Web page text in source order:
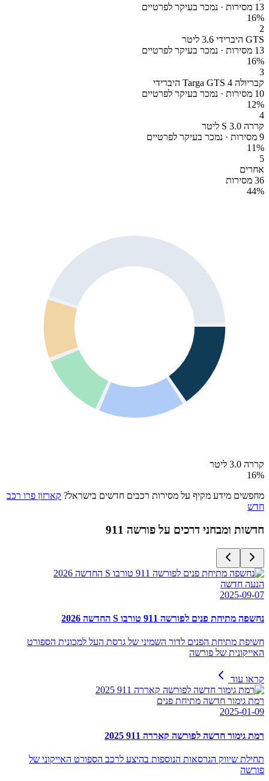
13 מסירות · נמכר בעיקר לפרטיים
16%
2
GTS היברידי 3.6 ליטר
13 מסירות · נמכר בעיקר לפרטיים
16%
3
קבריולה Targa GTS 4 היברידי
10 מסירות · נמכר בעיקר לפרטיים
12%
4
קררה S 3.0 ליטר
9 מסירות · נמכר בעיקר לפרטיים
11%
5
אחרים
36 מסירות
44%
קררה 3.0 ליטר
16%
מחפשים מידע מקיף על מסירות רכבים חדשים בישראל? קארזון פרו רכב
חדש
חדשות ומבחני דרכים על פורשה 911
הנעה חדשה
2025-09-07
נחשפה מתיחת פנים לפורשה 911 טורבו S החדשה 2026
חשיפת מתיחת הפנים לדור השמיני של גרסת העל למכונית הספורט
האייקונית של פורשה
קראו עוד
רמת גימור חדשה מתיחת פנים
2025-01-09
רמת גימור חדשה לפורשה קאררה 911 2025
תחילת שיווק הגרסאות הנוספות בהיצע לרכב הספורט האייקוני של
פורשה